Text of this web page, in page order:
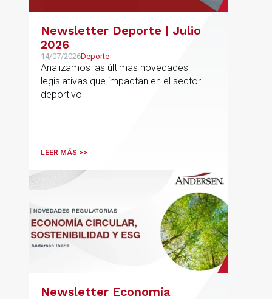
Newsletter Deporte | Julio
2026
14/07/2026Deporte
Analizamos las últimas novedades
legislativas que impactan en el sector
deportivo
LEER MÁS >>
Newsletter Economía